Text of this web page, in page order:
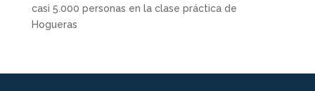
casi 5.000 personas en la clase práctica de
Hogueras